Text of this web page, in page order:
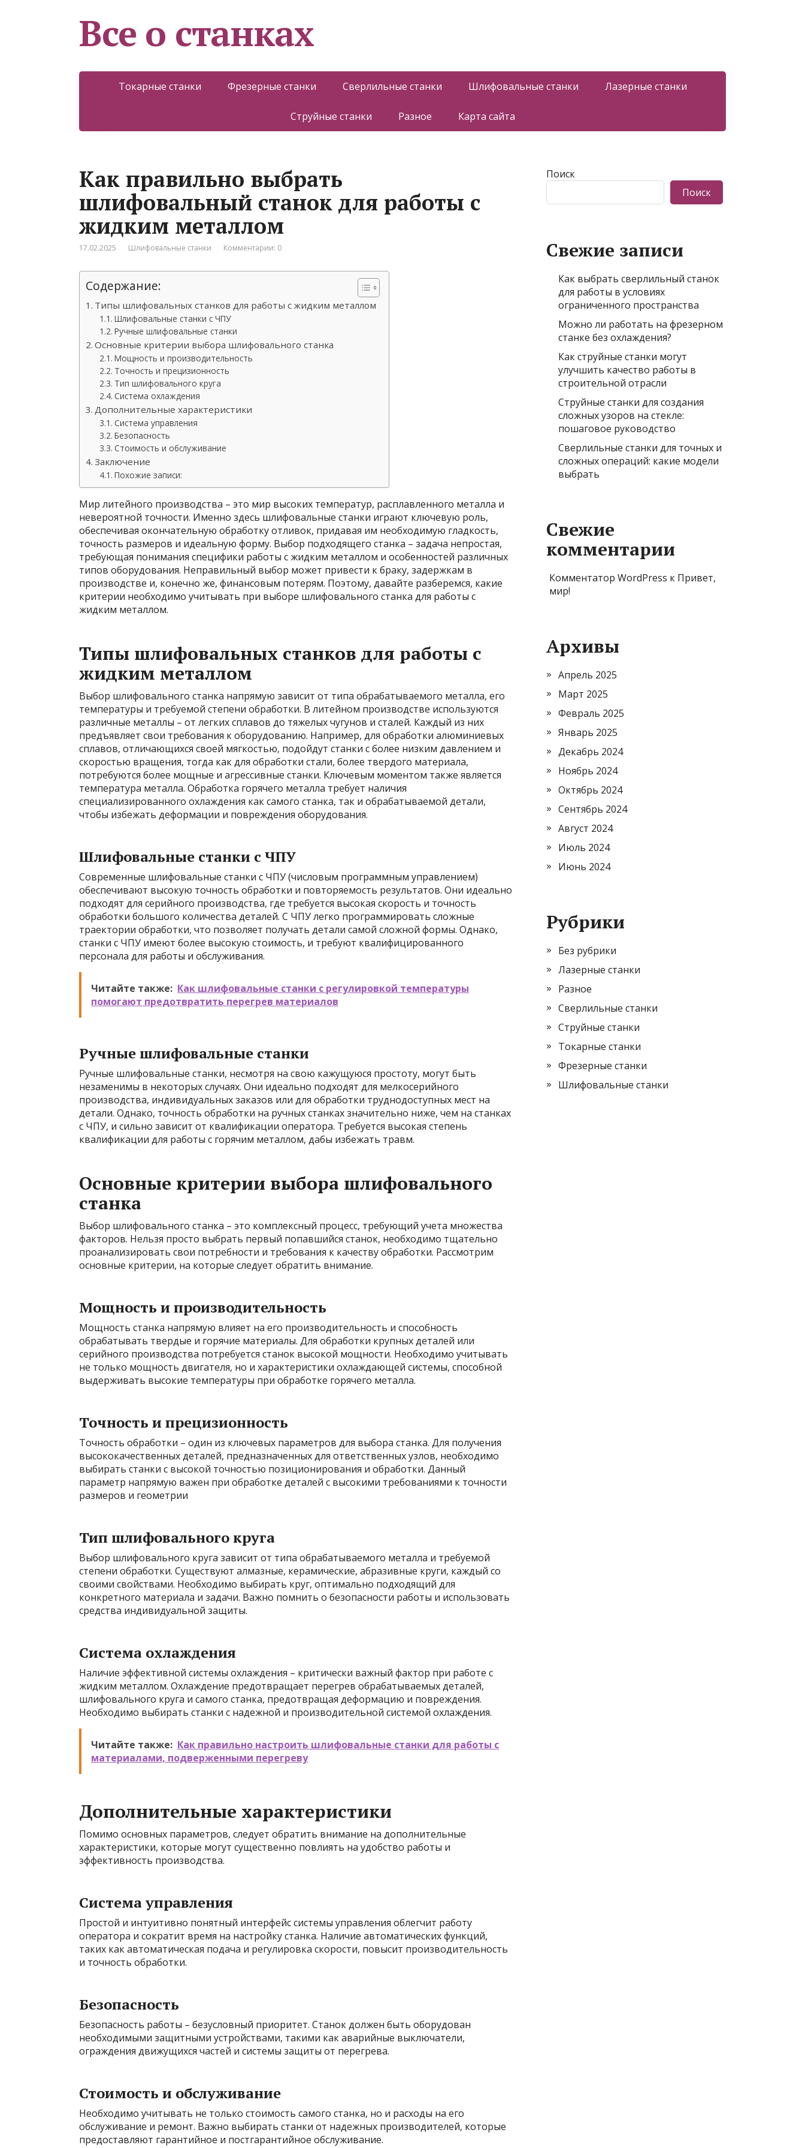
Все о станках
Токарные станки Фрезерные станки Сверлильные станки Шлифовальные станки Лазерные станки
Струйные станки Разное Карта сайта
Как правильно выбрать
шлифовальный станок для работы с
жидким металлом
17.02.2025 Шлифовальные станки Комментарии: 0
Содержание:
Типы шлифовальных станков для работы с жидким металлом
Шлифовальные станки с ЧПУ
Ручные шлифовальные станки
Основные критерии выбора шлифовального станка
Мощность и производительность
Точность и прецизионность
Тип шлифовального круга
Система охлаждения
Дополнительные характеристики
Система управления
Безопасность
Стоимость и обслуживание
Заключение
Похожие записи:
Мир литейного производства – это мир высоких температур, расплавленного металла и
невероятной точности. Именно здесь шлифовальные станки играют ключевую роль,
обеспечивая окончательную обработку отливок, придавая им необходимую гладкость,
точность размеров и идеальную форму. Выбор подходящего станка – задача непростая,
требующая понимания специфики работы с жидким металлом и особенностей различных
типов оборудования. Неправильный выбор может привести к браку, задержкам в
производстве и, конечно же, финансовым потерям. Поэтому, давайте разберемся, какие
критерии необходимо учитывать при выборе шлифовального станка для работы с
жидким металлом.
Типы шлифовальных станков для работы с
жидким металлом
Выбор шлифовального станка напрямую зависит от типа обрабатываемого металла, его
температуры и требуемой степени обработки. В литейном производстве используются
различные металлы – от легких сплавов до тяжелых чугунов и сталей. Каждый из них
предъявляет свои требования к оборудованию. Например, для обработки алюминиевых
сплавов, отличающихся своей мягкостью, подойдут станки с более низким давлением и
скоростью вращения, тогда как для обработки стали, более твердого материала,
потребуются более мощные и агрессивные станки. Ключевым моментом также является
температура металла. Обработка горячего металла требует наличия
специализированного охлаждения как самого станка, так и обрабатываемой детали,
чтобы избежать деформации и повреждения оборудования.
Шлифовальные станки с ЧПУ
Современные шлифовальные станки с ЧПУ (числовым программным управлением)
обеспечивают высокую точность обработки и повторяемость результатов. Они идеально
подходят для серийного производства, где требуется высокая скорость и точность
обработки большого количества деталей. С ЧПУ легко программировать сложные
траектории обработки, что позволяет получать детали самой сложной формы. Однако,
станки с ЧПУ имеют более высокую стоимость, и требуют квалифицированного
персонала для работы и обслуживания.
Читайте также: Как шлифовальные станки с регулировкой температуры
помогают предотвратить перегрев материалов
Ручные шлифовальные станки
Ручные шлифовальные станки, несмотря на свою кажущуюся простоту, могут быть
незаменимы в некоторых случаях. Они идеально подходят для мелкосерийного
производства, индивидуальных заказов или для обработки труднодоступных мест на
детали. Однако, точность обработки на ручных станках значительно ниже, чем на станках
с ЧПУ, и сильно зависит от квалификации оператора. Требуется высокая степень
квалификации для работы с горячим металлом, дабы избежать травм.
Основные критерии выбора шлифовального
станка
Выбор шлифовального станка – это комплексный процесс, требующий учета множества
факторов. Нельзя просто выбрать первый попавшийся станок, необходимо тщательно
проанализировать свои потребности и требования к качеству обработки. Рассмотрим
основные критерии, на которые следует обратить внимание.
Мощность и производительность
Мощность станка напрямую влияет на его производительность и способность
обрабатывать твердые и горячие материалы. Для обработки крупных деталей или
серийного производства потребуется станок высокой мощности. Необходимо учитывать
не только мощность двигателя, но и характеристики охлаждающей системы, способной
выдерживать высокие температуры при обработке горячего металла.
Точность и прецизионность
Точность обработки – один из ключевых параметров для выбора станка. Для получения
высококачественных деталей, предназначенных для ответственных узлов, необходимо
выбирать станки с высокой точностью позиционирования и обработки. Данный
параметр напрямую важен при обработке деталей с высокими требованиями к точности
размеров и геометрии
Тип шлифовального круга
Выбор шлифовального круга зависит от типа обрабатываемого металла и требуемой
степени обработки. Существуют алмазные, керамические, абразивные круги, каждый со
своими свойствами. Необходимо выбирать круг, оптимально подходящий для
конкретного материала и задачи. Важно помнить о безопасности работы и использовать
средства индивидуальной защиты.
Система охлаждения
Наличие эффективной системы охлаждения – критически важный фактор при работе с
жидким металлом. Охлаждение предотвращает перегрев обрабатываемых деталей,
шлифовального круга и самого станка, предотвращая деформацию и повреждения.
Необходимо выбирать станки с надежной и производительной системой охлаждения.
Читайте также: Как правильно настроить шлифовальные станки для работы с
материалами, подверженными перегреву
Дополнительные характеристики
Помимо основных параметров, следует обратить внимание на дополнительные
характеристики, которые могут существенно повлиять на удобство работы и
эффективность производства.
Система управления
Простой и интуитивно понятный интерфейс системы управления облегчит работу
оператора и сократит время на настройку станка. Наличие автоматических функций,
таких как автоматическая подача и регулировка скорости, повысит производительность
и точность обработки.
Безопасность
Безопасность работы – безусловный приоритет. Станок должен быть оборудован
необходимыми защитными устройствами, такими как аварийные выключатели,
ограждения движущихся частей и системы защиты от перегрева.
Стоимость и обслуживание
Необходимо учитывать не только стоимость самого станка, но и расходы на его
обслуживание и ремонт. Важно выбирать станки от надежных производителей, которые
предоставляют гарантийное и постгарантийное обслуживание.
Поиск
Поиск
Свежие записи
Как выбрать сверлильный станок
для работы в условиях
ограниченного пространства
Можно ли работать на фрезерном
станке без охлаждения?
Как струйные станки могут
улучшить качество работы в
строительной отрасли
Струйные станки для создания
сложных узоров на стекле:
пошаговое руководство
Сверлильные станки для точных и
сложных операций: какие модели
выбрать
Свежие
комментарии
Комментатор WordPress к Привет,
мир!
Архивы
Апрель 2025
Март 2025
Февраль 2025
Январь 2025
Декабрь 2024
Ноябрь 2024
Октябрь 2024
Сентябрь 2024
Август 2024
Июль 2024
Июнь 2024
Рубрики
Без рубрики
Лазерные станки
Разное
Сверлильные станки
Струйные станки
Токарные станки
Фрезерные станки
Шлифовальные станки